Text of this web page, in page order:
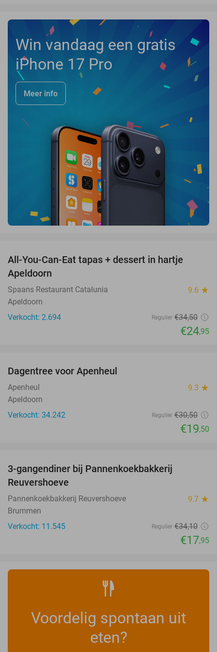
Win vandaag een gratis
iPhone 17 Pro
Meer info
All-You-Can-Eat tapas + dessert in hartje
Apeldoorn
Spaans Restaurant Catalunia 9.6 star
Apeldoorn
Verkocht: 2.694
Regulier €34,50
€24,95
Dagentree voor Apenheul
Apenheul 9.3 star
Apeldoorn
Verkocht: 34.242
Regulier €30,50
€19,50
3-gangendiner bij Pannenkoekbakkerij
Reuvershoeve
Pannenkoekbakkerij Reuvershoeve 9.7 star
Brummen
Verkocht: 11.545
Regulier €34,10
€17,95
Voordelig spontaan uit
eten?